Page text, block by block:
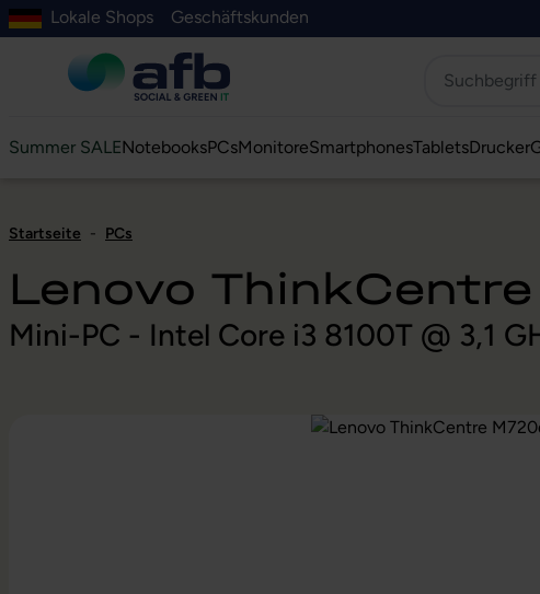
springen
Suche springen
Zur Hauptnavigation springen
Zur Navigation der B2B-Plattform springen
Lokale Shops Geschäftskunden
Summer SALENotebooksPCsMonitoreSmartphonesTabletsDrucker
Startseite - PCs
Lenovo
Mini-PC - Intel Core i3 8100T @ 3,1